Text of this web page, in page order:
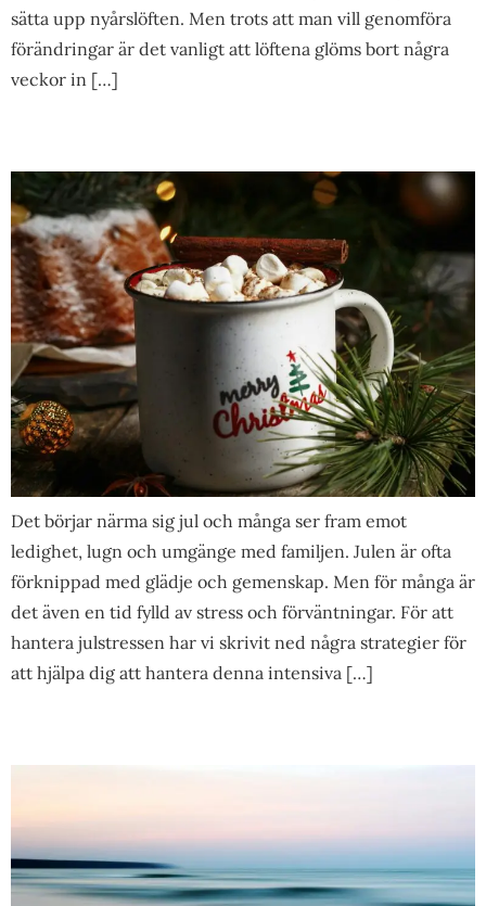
sätta upp nyårslöften. Men trots att man vill genomföra
förändringar är det vanligt att löftena glöms bort några
veckor in […]
Det börjar närma sig jul och många ser fram emot
ledighet, lugn och umgänge med familjen. Julen är ofta
förknippad med glädje och gemenskap. Men för många är
det även en tid fylld av stress och förväntningar. För att
hantera julstressen har vi skrivit ned några strategier för
att hjälpa dig att hantera denna intensiva […]